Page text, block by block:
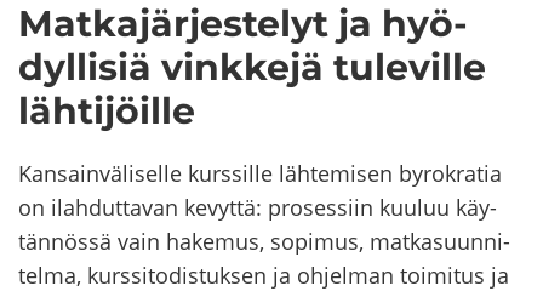
Mat­ka­jär­jes­te­lyt ja hyö­
dyl­li­siä vink­ke­jä tu­le­vil­le
läh­ti­jöil­le
Kan­sain­vä­li­sel­le kurs­sil­le läh­te­mi­sen by­ro­kra­tia
on ilah­dut­ta­van ke­vyt­tä: pro­ses­siin kuu­luu käy­
tän­nös­sä vain ha­ke­mus, so­pi­mus, mat­ka­suun­ni­
tel­ma, kurs­si­to­dis­tuk­sen ja oh­jel­man toi­mi­tus ja